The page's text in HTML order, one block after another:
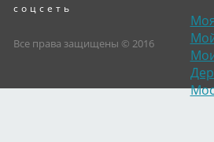
соцсеть
Все права защищены © 2016